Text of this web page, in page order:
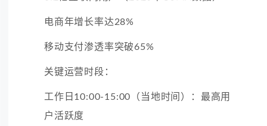
电商年增长率达28%
移动支付渗透率突破65%
关键运营时段：
工作日10:00-15:00（当地时间）：最高用
户活跃度